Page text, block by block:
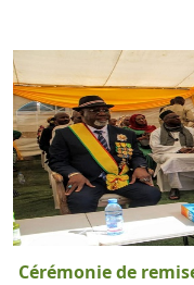
Cérémonie de